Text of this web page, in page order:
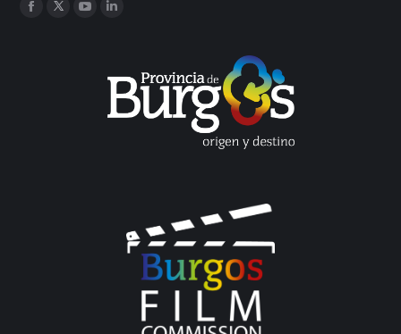
Encuéntranos en:
Facebook